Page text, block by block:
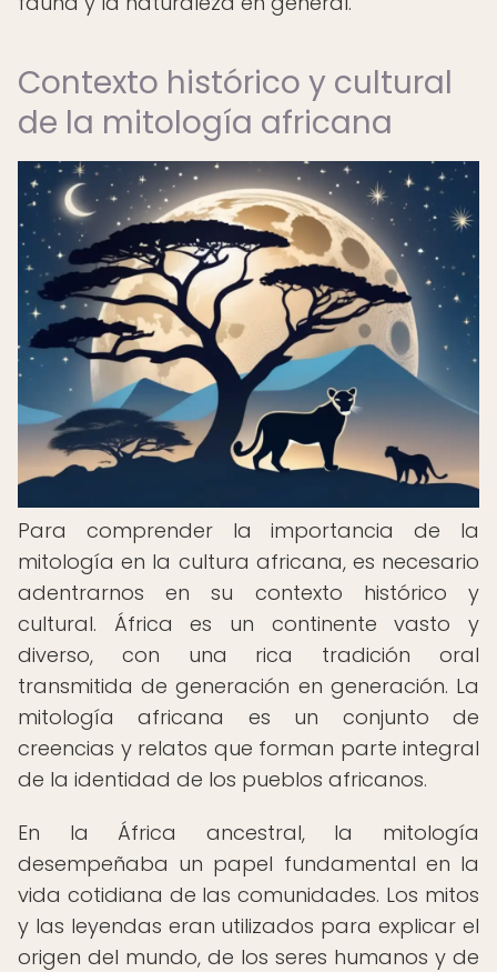
Contexto histórico y cultural
de la mitología africana
Para comprender la importancia de la
mitología en la cultura africana, es necesario
adentrarnos en su contexto histórico y
cultural. África es un continente vasto y
diverso, con una rica tradición oral
transmitida de generación en generación. La
mitología africana es un conjunto de
creencias y relatos que forman parte integral
de la identidad de los pueblos africanos.
En la África ancestral, la mitología
desempeñaba un papel fundamental en la
vida cotidiana de las comunidades. Los mitos
y las leyendas eran utilizados para explicar el
origen del mundo, de los seres humanos y de